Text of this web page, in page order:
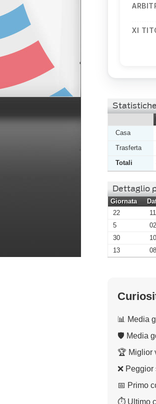
XI
Casa
Trasferta
Totali
Dettaglio
Giornata
22
5
30
13
📊 Media
🛡 Media
🏆 Miglior
❌ Peggior
📅 Primo
⏱ Ultimo